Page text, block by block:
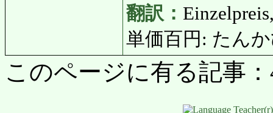
翻訳：
単価百円: たんか
このページに有る記事